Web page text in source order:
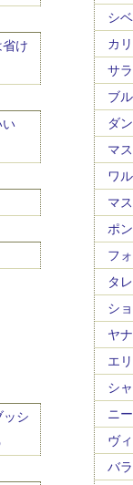
け
い
ッシ
シ
カ
サ
ブ
ダ
マ
ワ
マ
ポ
フ
タ
シ
ヤ
エ
シ
ニ
ヴ
バ